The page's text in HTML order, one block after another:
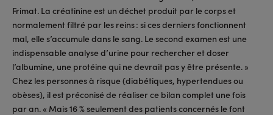
Frimat. La créatinine est un déchet produit par le corps et
normalement filtré par les reins : si ces derniers fonctionnent
mal, elle s’accumule dans le sang. Le second examen est une
indispensable analyse d’urine pour rechercher et doser
l’albumine, une protéine qui ne devrait pas y être présente. »
Chez les personnes à risque (diabétiques, hypertendues ou
obèses), il est préconisé de réaliser ce bilan complet une fois
par an. « Mais 16 % seulement des patients concernés le font